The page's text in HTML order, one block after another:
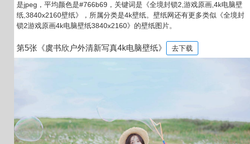
是jpeg，平均颜色是#766b69，关键词是《全境封锁2,游戏原画,4k电脑壁
纸,3840x2160壁纸》，所属分类是4k壁纸。壁纸网还有更多类似《全境封
锁2游戏原画4k电脑壁纸3840x2160》的壁纸图片。
第5张《虞书欣户外清新写真4k电脑壁纸》 去下载